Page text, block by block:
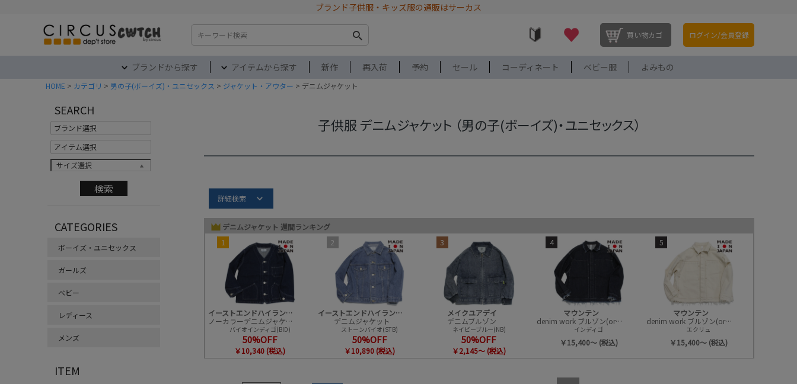
ブランド子供服・キッズ服の通販はサーカス
検索 買い物カゴ ログイン/会員登録
ブランドから探す アイテムから探す 新作 再入荷 予約 セール コーディネート ベビー服 よみもの
HOME カテゴリ 男の子(ボーイズ)・ユニセックス ジャケット・アウター デニムジャケット
SEARCH
サイズ選択
CATEGORIES
ボーイズ・ユニセックス
ガールズ
ベビー
レディース
メンズ
ITEM
子供服 デニムジャケット （男の子(ボーイズ)・ユニセックス）
詳細検索
Item Search
ブランド
サイズ
販売中／予約受付中 カラー
セール商品 セール率
検索
デニムジャケット 週間ランキング
1
イーストエンドハイランダーズ
ノーカラーデニムジャケット
バイオインディゴ(BID)
50%OFF
￥10,340 (税込)
2
イーストエンドハイランダーズ
デニムジャケット
ストーンバイオ(STB)
50%OFF
￥10,890 (税込)
3
メイクユアデイ
デニムブルゾン
ネイビーブルー(NB)
50%OFF
￥2,145～ (税込)
4
マウンテン
denim work ブルゾン(organic cotton)
インディゴ
￥15,400～ (税込)
5
マウンテン
denim work ブルゾン(organic cotton)
エクリュ
￥15,400～ (税込)